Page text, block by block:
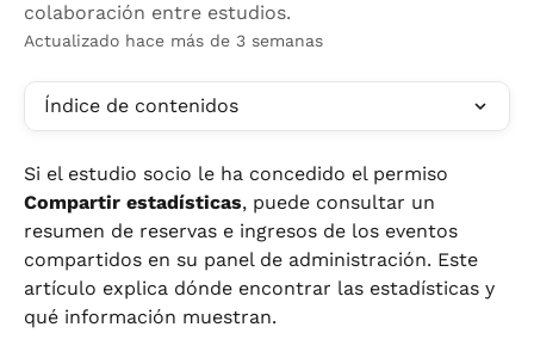
colaboración entre estudios.
Actualizado hace más de 3 semanas
Índice de contenidos
Si el estudio socio le ha concedido el permiso
Compartir estadísticas, puede consultar un
resumen de reservas e ingresos de los eventos
compartidos en su panel de administración. Este
artículo explica dónde encontrar las estadísticas y
qué información muestran.